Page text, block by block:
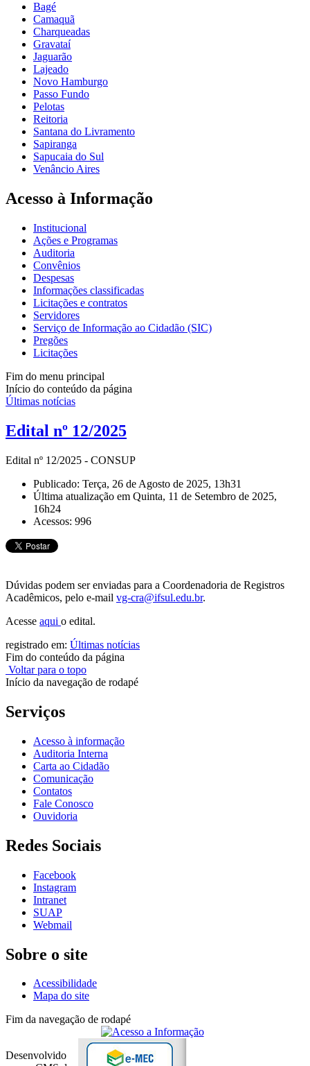
Bagé
Camaquã
Charqueadas
Gravataí
Jaguarão
Lajeado
Novo Hamburgo
Passo Fundo
Pelotas
Reitoria
Santana do Livramento
Sapiranga
Sapucaia do Sul
Venâncio Aires
Acesso à Informação
Institucional
Ações e Programas
Auditoria
Convênios
Despesas
Informações classificadas
Licitações e contratos
Servidores
Serviço de Informação ao Cidadão (SIC)
Pregões
Licitações
Fim do menu principal
Início do conteúdo da página
Últimas notícias
Edital nº 12/2025
Edital nº 12/2025 - CONSUP
Publicado: Terça, 26 de Agosto de 2025, 13h31
Última atualização em Quinta, 11 de Setembro de 2025,
16h24
Acessos: 996
Dúvidas podem ser enviadas para a Coordenadoria de Registros
Acadêmicos, pelo e-mail vg-cra@ifsul.edu.br.
Acesse aqui o edital.
registrado em: Últimas notícias
Fim do conteúdo da página
Voltar para o topo
Início da navegação de rodapé
Serviços
Acesso à informação
Auditoria Interna
Carta ao Cidadão
Comunicação
Contatos
Fale Conosco
Ouvidoria
Redes Sociais
Facebook
Instagram
Intranet
SUAP
Webmail
Sobre o site
Acessibilidade
Mapa do site
Fim da navegação de rodapé
Desenvolvido